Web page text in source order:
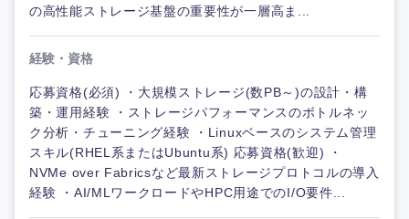
の高性能ストレージ基盤の重要性が一層高ま...
経験・資格
応募資格(必須) ・大規模ストレージ(数PB～)の設計・構
築・運用経験 ・ストレージパフォーマンスのボトルネッ
ク分析・チューニング経験 ・Linuxベースのシステム管理
スキル(RHEL系またはUbuntu系) 応募資格(歓迎) ・
NVMe over Fabricsなど最新ストレージプロトコルの導入
経験 ・AI/MLワークロードやHPC用途でのI/O要件...